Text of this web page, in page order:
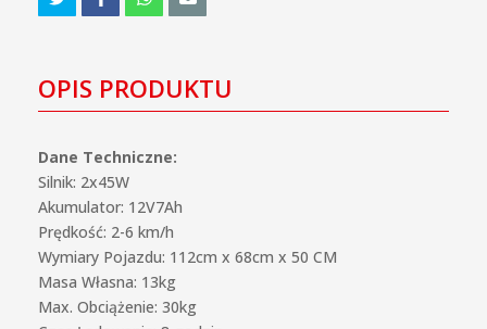
OPIS PRODUKTU
Dane Techniczne:
Silnik: 2x45W
Akumulator: 12V7Ah
Prędkość: 2-6 km/h
Wymiary Pojazdu: 112cm x 68cm x 50 CM
Masa Własna: 13kg
Max. Obciążenie: 30kg